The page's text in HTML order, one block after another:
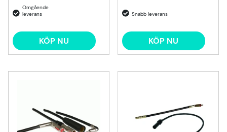
KÖP NU KÖP NU